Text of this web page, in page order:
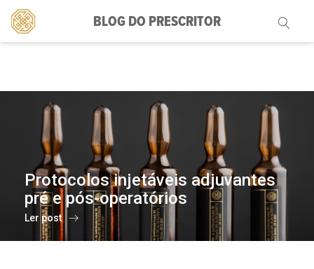
BLOG DO PRESCRITOR
Pesquisar
por:
Protocolos injetáveis adjuvantes
pré e pós-operatórios
Ler post